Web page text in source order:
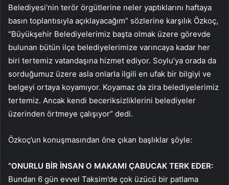
Belediyesi’nin terör örgütlerine neler yaptıklarını haftaya
basın toplantısıyla açıklayacağım” sözlerine karşılık Özkoç,
“Büyükşehir Belediyelerimiz başta olmak üzere görevde
bulunan bütün ilçe belediyelerimize varıncaya kadar her
biri tertemiz vatandaşına hizmet ediyor. Soylu’ya orada da
sorduğumuz üzere asla onlarla ilgili en ufak bir bilgiyi ve
belgeyi ortaya koyamıyor. Koyamaz da zira belediyelerimiz
tertemiz. Ancak kendi beceriksizliklerini belediyeler
üzerinden örtmeye çalışıyor” dedi.
Özkoç’un konuşmasından öne çıkan başlıklar şöyle:
“ONURLU BİR İNSAN O MAKAMI ÇABUCAK TERK EDER:
Bundan 6 gün evvel Taksim’de çok üzücü bir patlama